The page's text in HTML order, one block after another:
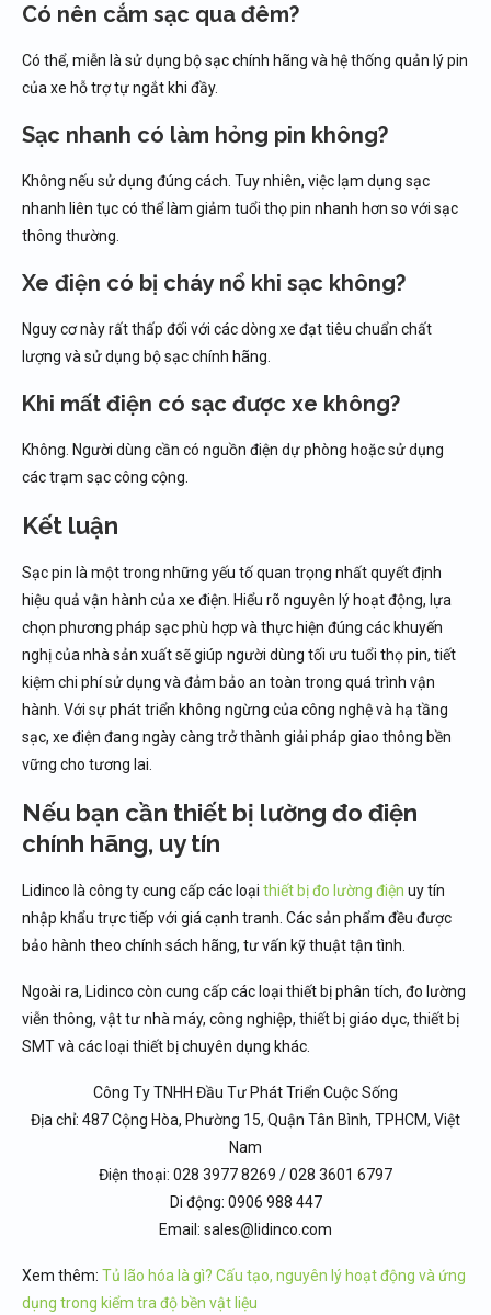
Có nên cắm sạc qua đêm?
Có thể, miễn là sử dụng bộ sạc chính hãng và hệ thống quản lý pin
của xe hỗ trợ tự ngắt khi đầy.
Sạc nhanh có làm hỏng pin không?
Không nếu sử dụng đúng cách. Tuy nhiên, việc lạm dụng sạc
nhanh liên tục có thể làm giảm tuổi thọ pin nhanh hơn so với sạc
thông thường.
Xe điện có bị cháy nổ khi sạc không?
Nguy cơ này rất thấp đối với các dòng xe đạt tiêu chuẩn chất
lượng và sử dụng bộ sạc chính hãng.
Khi mất điện có sạc được xe không?
Không. Người dùng cần có nguồn điện dự phòng hoặc sử dụng
các trạm sạc công cộng.
Kết luận
Sạc pin là một trong những yếu tố quan trọng nhất quyết định
hiệu quả vận hành của xe điện. Hiểu rõ nguyên lý hoạt động, lựa
chọn phương pháp sạc phù hợp và thực hiện đúng các khuyến
nghị của nhà sản xuất sẽ giúp người dùng tối ưu tuổi thọ pin, tiết
kiệm chi phí sử dụng và đảm bảo an toàn trong quá trình vận
hành. Với sự phát triển không ngừng của công nghệ và hạ tầng
sạc, xe điện đang ngày càng trở thành giải pháp giao thông bền
vững cho tương lai.
Nếu bạn cần thiết bị lường đo điện
chính hãng, uy tín
Lidinco là công ty cung cấp các loại thiết bị đo lường điện uy tín
nhập khẩu trực tiếp với giá cạnh tranh. Các sản phẩm đều được
bảo hành theo chính sách hãng, tư vấn kỹ thuật tận tình.
Ngoài ra, Lidinco còn cung cấp các loại thiết bị phân tích, đo lường
viễn thông, vật tư nhà máy, công nghiệp, thiết bị giáo dục, thiết bị
SMT và các loại thiết bị chuyên dụng khác.
Công Ty TNHH Đầu Tư Phát Triển Cuộc Sống
Địa chỉ: 487 Cộng Hòa, Phường 15, Quận Tân Bình, TPHCM, Việt
Nam
Điện thoại: 028 3977 8269 / 028 3601 6797
Di động: 0906 988 447
Email: sales@lidinco.com
Xem thêm: Tủ lão hóa là gì? Cấu tạo, nguyên lý hoạt động và ứng
dụng trong kiểm tra độ bền vật liệu